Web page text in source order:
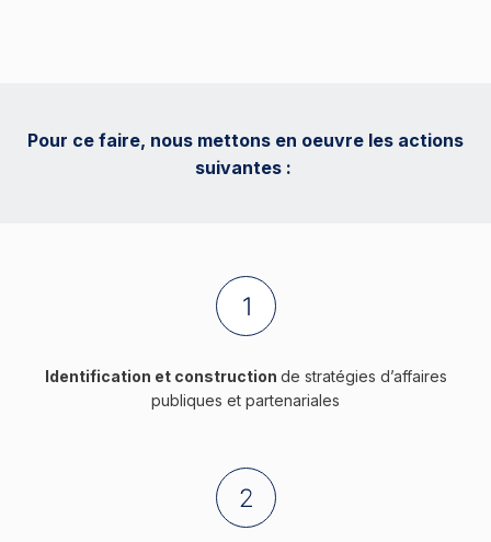
Pour ce faire, nous mettons en oeuvre les actions
suivantes :
Identification et construction de stratégies d’affaires
publiques et partenariales